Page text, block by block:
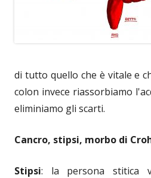
di tutto quello che è vitale e
colon invece riassorbiamo
eliminiamo gli scarti.
Cancro, stipsi, morbo di
Stipsi: la persona stitica